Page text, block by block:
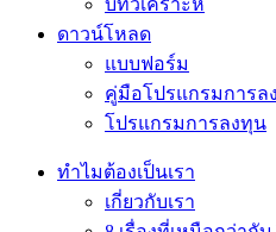
บทวิเคราะห์
ดาวน์โหลด
แบบฟอร์ม
คู่มือโปรแกรมการล
โปรแกรมการลงทุน
ทำไมต้องเป็นเรา
เกี่ยวกับเรา